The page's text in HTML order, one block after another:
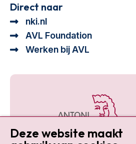
Direct naar
nki.nl
AVL Foundation
Werken bij AVL
Deze website maakt